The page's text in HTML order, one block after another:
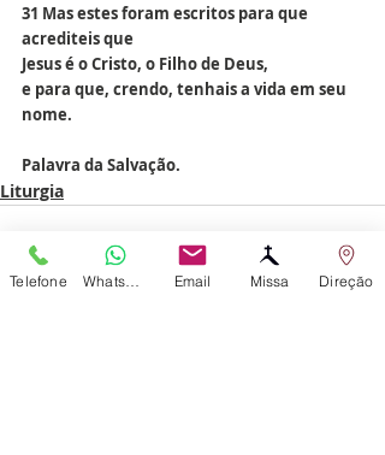
31 Mas estes foram escritos para que
acrediteis que
Jesus é o Cristo, o Filho de Deus,
e para que, crendo, tenhais a vida em seu
nome.
Palavra da Salvação.
Liturgia
Telefone Email Missa Direção